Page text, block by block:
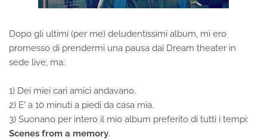
Dopo gli ultimi (per me) deludentissimi album, mi ero
promesso di prendermi una pausa dai Dream theater in
sede live, ma:
1) Dei miei cari amici andavano.
2) E' a 10 minuti a piedi da casa mia.
3) Suonano per intero il mio album preferito di tutti i tempi:
Scenes from a memory.